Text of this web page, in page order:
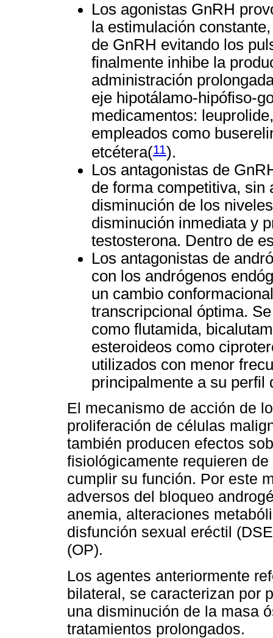
Los agonistas GnRH
la estimulación
de GnRH evitando los
finalmente inhibe la
administración
eje hipotálamo-hipófiso-
medicamentos:
empleados como
etcétera(11).
Los antagonistas de
de forma competitiva, sin
disminución de los
disminución inmediata y
testosterona. Dentro de
Los antagonistas de
con los andrógenos
un cambio
transcripcional óptima.
como flutamida,
esteroideos como
utilizados con menor
principalmente a su perfil
El mecanismo de acción de
proliferación de células
también producen efectos
fisiológicamente requieren
cumplir su función. Por este
adversos del bloqueo
anemia, alteraciones
disfunción sexual eréctil
(OP).
Los agentes anteriormente
bilateral, se caracterizan por
una disminución de la masa
tratamientos prolongados.